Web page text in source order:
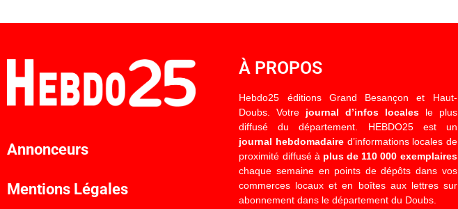
Annonceurs
Mentions Légales
À PROPOS
Hebdo25 éditions Grand Besançon et Haut-
Doubs. Votre journal d’infos localesle plus
diffusé du département. HEBDO25 est un
journal hebdomadaired’informations locales de
proximité diffusé à plus de 110 000 exemplaires
chaque semaine en points de dépôts dans vos
commerces locaux et en boîtes aux lettres sur
abonnement dans le département du Doubs.